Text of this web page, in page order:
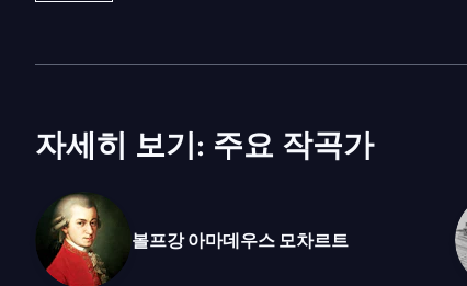
가하여 8명 중 3명이결승 라운드에 진출할지를 결
자세히 보기: 주요 작곡가
볼프강 아마데우스 모차르트